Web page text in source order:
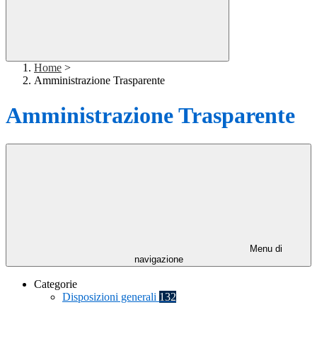
Home >
Amministrazione Trasparente
Amministrazione Trasparente
Menu di
navigazione
Categorie
Disposizioni generali 132